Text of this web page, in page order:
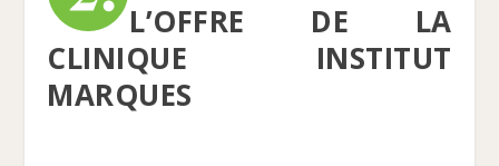
L’OFFRE DE LA
CLINIQUE INSTITUT
MARQUES